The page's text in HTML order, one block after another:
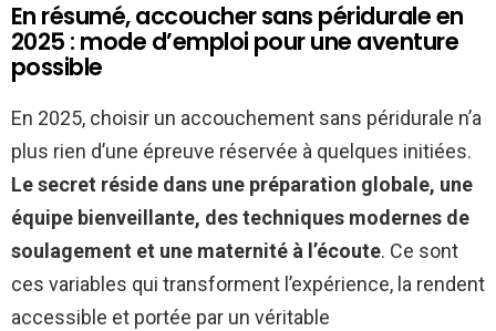
En résumé, accoucher sans péridurale en
2025 : mode d’emploi pour une aventure
possible
En 2025, choisir un accouchement sans péridurale n’a
plus rien d’une épreuve réservée à quelques initiées.
Le secret réside dans une préparation globale, une
équipe bienveillante, des techniques modernes de
soulagement et une maternité à l’écoute. Ce sont
ces variables qui transforment l’expérience, la rendent
accessible et portée par un véritable